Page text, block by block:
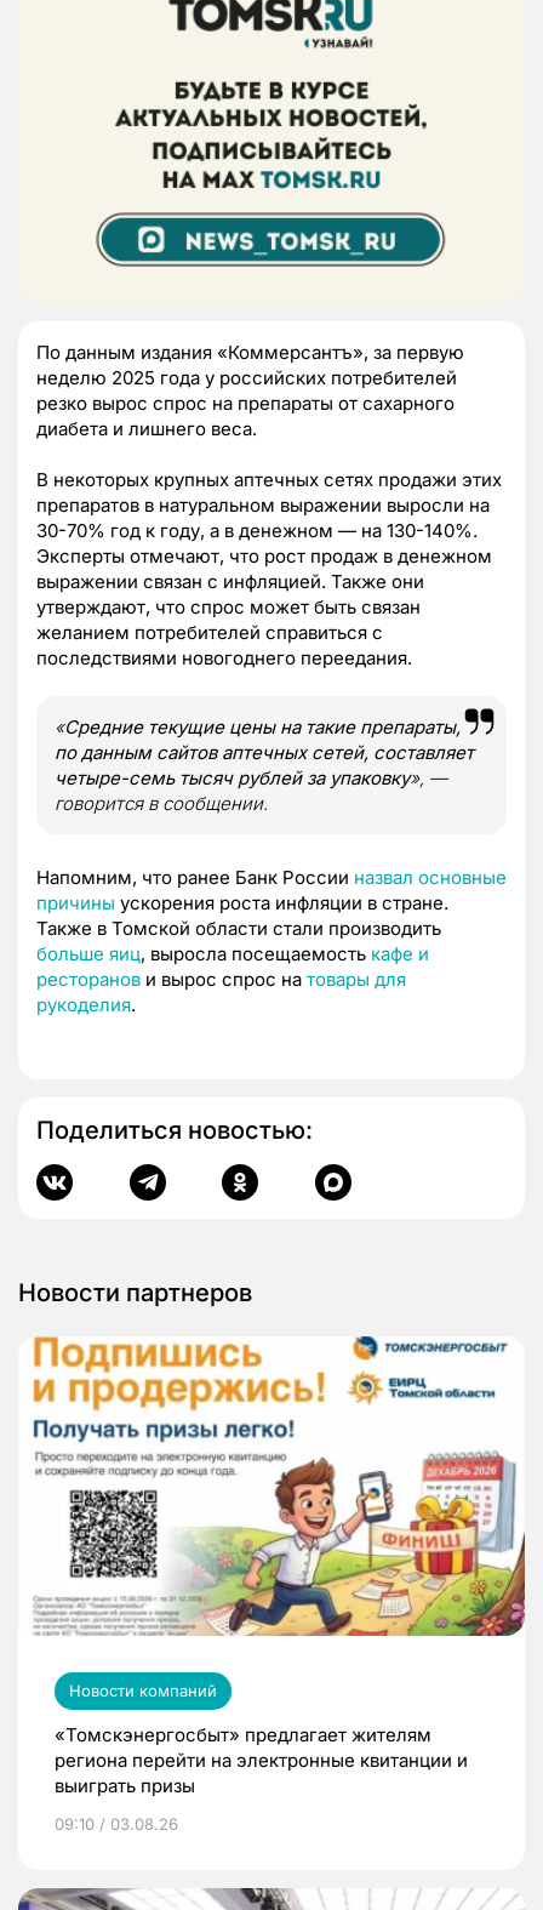
По данным издания «Коммерсантъ», за первую
неделю 2025 года у российских потребителей
резко вырос спрос на препараты от сахарного
диабета и лишнего веса.
В некоторых крупных аптечных сетях продажи этих
препаратов в натуральном выражении выросли на
30-70% год к году, а в денежном — на 130-140%.
Эксперты отмечают, что рост продаж в денежном
выражении связан с инфляцией. Также они
утверждают, что спрос может быть связан
желанием потребителей справиться с
последствиями новогоднего переедания.
«Средние текущие цены на такие препараты,
по данным сайтов аптечных сетей, составляет
четыре-семь тысяч рублей за упаковку», —
говорится в сообщении.
Напомним, что ранее Банк России назвал основные
причины ускорения роста инфляции в стране.
Также в Томской области стали производить
больше яиц, выросла посещаемость кафе и
ресторанов и вырос спрос на товары для
рукоделия.
Поделиться новостью:
Новости партнеров
Новости компаний
«Томскэнергосбыт» предлагает жителям
региона перейти на электронные квитанции и
выиграть призы
09:10 / 03.08.26